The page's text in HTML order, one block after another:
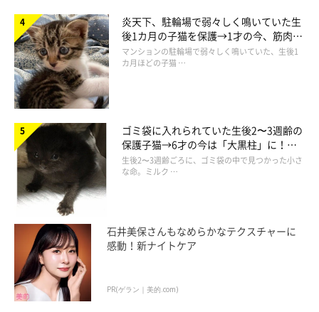
寝るときも仲良し
炎天下、駐輪場で弱々しく鳴いていた生
後1カ月の子猫を保護→1才の今、筋肉質
でツンデレなコに成長
マンションの駐輪場で弱々しく鳴いていた、生後1
カ月ほどの子猫 …
ゴミ袋に入れられていた生後2〜3週齢の
保護子猫→6才の今は「大黒柱」に！
美しい黒猫に成長した姿にグッとくる
生後2〜3週齢ごろに、ゴミ袋の中で見つかった小さ
な命。ミルク …
石井美保さんもなめらかなテクスチャーに
感動！新ナイトケア
PR(ゲラン｜美的.com)